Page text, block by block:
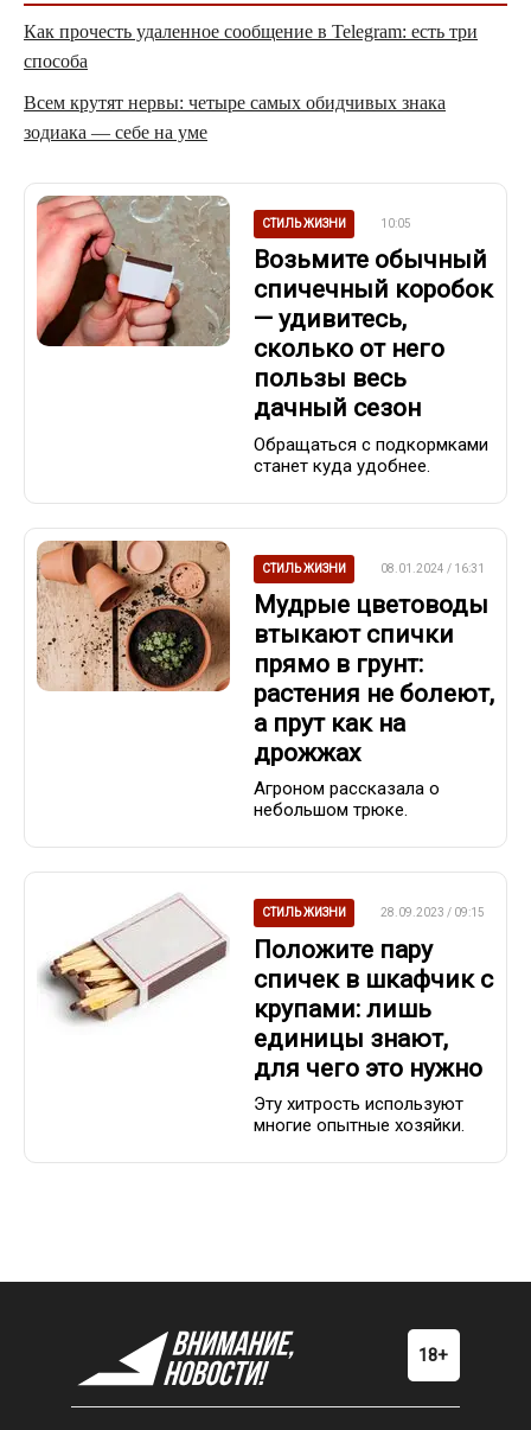
Как прочесть удаленное сообщение в Telegram: есть три
способа
Всем крутят нервы: четыре самых обидчивых знака
зодиака — себе на уме
СТИЛЬ ЖИЗНИ 10:05
Возьмите обычный
спичечный коробок
— удивитесь,
сколько от него
пользы весь
дачный сезон
Обращаться с подкормками
станет куда удобнее.
СТИЛЬ ЖИЗНИ 08.01.2024 / 16:31
Мудрые цветоводы
втыкают спички
прямо в грунт:
растения не болеют,
а прут как на
дрожжах
Агроном рассказала о
небольшом трюке.
СТИЛЬ ЖИЗНИ 28.09.2023 / 09:15
Положите пару
спичек в шкафчик с
крупами: лишь
единицы знают,
для чего это нужно
Эту хитрость используют
многие опытные хозяйки.